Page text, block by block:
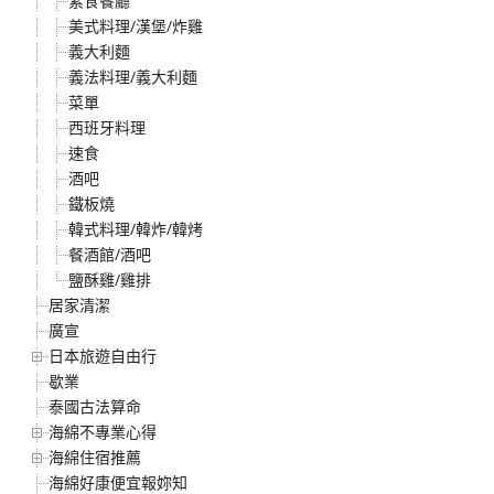
美式料理/漢堡/炸雞
義大利麵
義法料理/義大利麵
菜單
西班牙料理
速食
酒吧
鐵板燒
韓式料理/韓炸/韓烤
餐酒館/酒吧
鹽酥雞/雞排
居家清潔
廣宣
日本旅遊自由行
歇業
泰國古法算命
海綿不專業心得
海綿住宿推薦
海綿好康便宜報妳知